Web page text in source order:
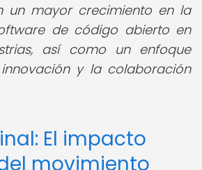
un mayor crecimiento en la
de código abierto en
así como un enfoque
y la colaboración
El impacto
movimiento